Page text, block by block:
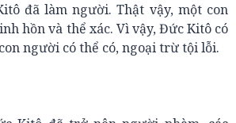
đã làm người. Thật vậy, một con
hồn và thể xác. Vì vậy, Đức Kitô có
người có thể có, ngoại trừ tội lỗi.